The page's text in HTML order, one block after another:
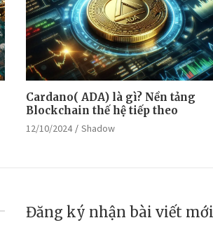
Cardano( ADA) là gì? Nền tảng
Blockchain thế hệ tiếp theo
12/10/2024 Shadow
Đăng ký nhận bài viết mới